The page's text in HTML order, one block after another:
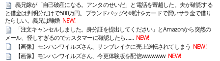
義兄嫁が「自己破産になる。アンタのせいだ」と電話を寄越した。夫が確認する
と借金は判明分だけで500万円。ブランドバッグや時計をカードで買いサラ金で借り
たらしい。義兄は離婚 NEW!
「注文キャンセルしました。身分証を提出してください」とAmazonから突然の
メール、怪しすぎるのでカスタマーに確認したら…… NEW!
【画像】モンハンワイルズさん、サンブレイクに売上逆転されてしまう NEW!
【画像】モンハンワイルズさん、今更体験版を配信wwwwww NEW!